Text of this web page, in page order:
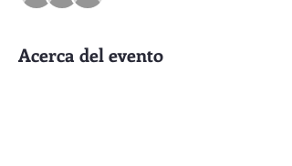
Acerca del evento